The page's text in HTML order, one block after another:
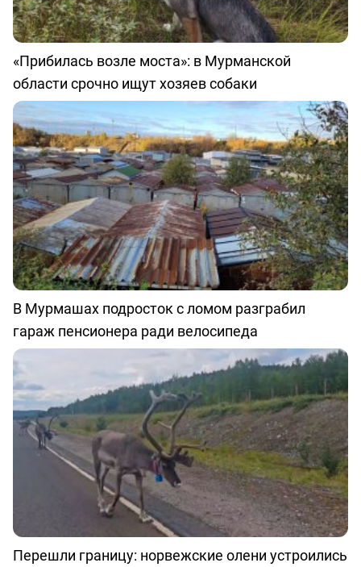
«Прибилась возле моста»: в Мурманской
области срочно ищут хозяев собаки
В Мурмашах подросток с ломом разграбил
гараж пенсионера ради велосипеда
Перешли границу: норвежские олени устроились